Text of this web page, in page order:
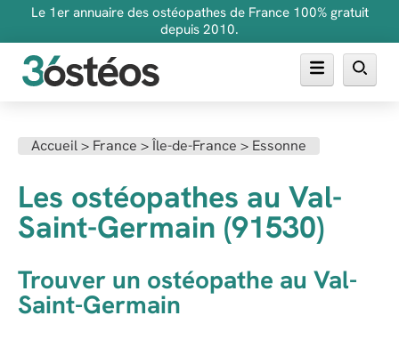
Le 1er annuaire des ostéopathes de France 100% gratuit
depuis 2010.
Inscrire son cabinet
Accueil> France >Île-de-France > Essonne
Les ostéopathes au Val-
Saint-Germain (91530)
Trouver un ostéopathe au Val-
Saint-Germain